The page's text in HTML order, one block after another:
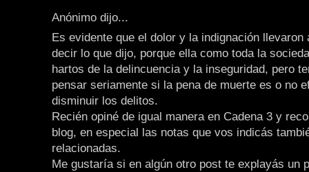
Anónimo dijo...
Es evidente que el dolor y la indignación llevaron
decir lo que dijo, porque ella como toda la
hartos de la delincuencia y la inseguridad, pero
pensar seriamente si la pena de muerte es o no
disminuir los delitos.
Recién opiné de igual manera en Cadena 3 y
blog, en especial las notas que vos indicás
relacionadas.
Me gustaría si en algún otro post te explayás un